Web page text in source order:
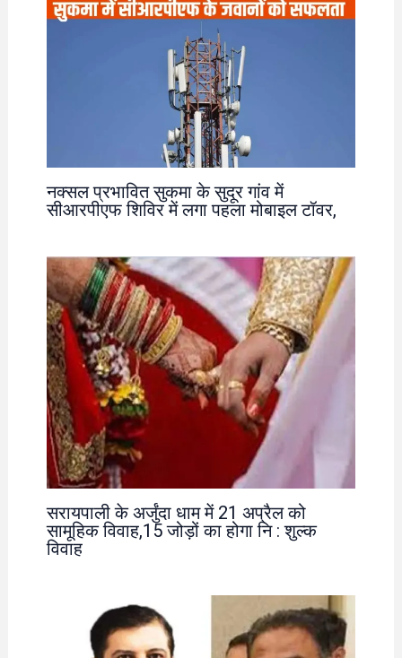
नक्सल प्रभावित सुकमा के सुदूर गांव में
सीआरपीएफ शिविर में लगा पहला मोबाइल टॉवर,
सरायपाली के अर्जुंदा धाम में 21 अप्रैल को
सामूहिक विवाह,15 जोड़ों का होगा नि : शुल्क
विवाह